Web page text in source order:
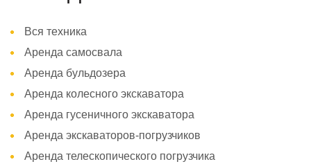
Вся техника
Аренда самосвала
Аренда бульдозера
Аренда колесного экскаватора
Аренда гусеничного экскаватора
Аренда экскаваторов-погрузчиков
Аренда телескопического погрузчика